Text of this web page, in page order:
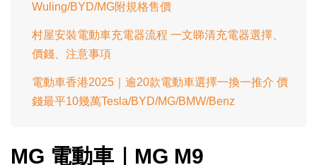
Wuling/BYD/MG附規格售價
村屋安裝電動車充電器流程 一文睇清充電器選擇、
價錢、注意事項
電動車香港2025｜逾20款電動車選擇一換一推介 價
錢最平10幾萬Tesla/BYD/MG/BMW/Benz
MG 電動車｜MG M9